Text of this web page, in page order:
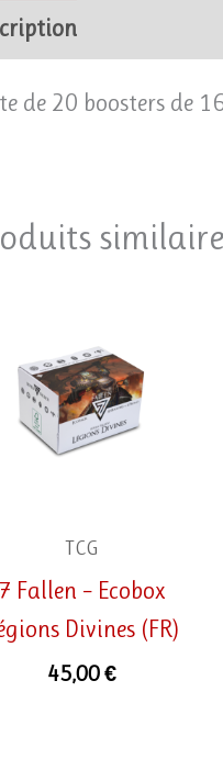
de 20 boosters de
TCG
7 Fallen – Ecobox
Divines (FR)
45,00€